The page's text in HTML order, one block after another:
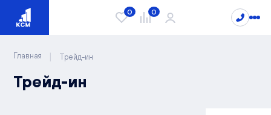
Проекты
0 0
Главная | Трейд-ин
Трейд-ин